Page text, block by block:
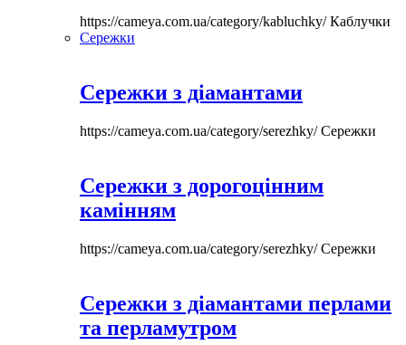
https://cameya.com.ua/category/kabluchky/Каблучки
Сережки
Сережки з діамантами
https://cameya.com.ua/category/serezhky/Сережки
Сережки з дорогоцінним
камінням
https://cameya.com.ua/category/serezhky/Сережки
Сережки з діамантами перлами
та перламутром